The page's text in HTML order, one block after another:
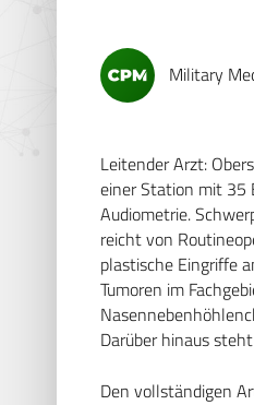
Military
Leitender Arzt:
einer Station mit 35
Audiometrie.
reicht von
plastische Eingriffe
Tumoren im
Darüber hinaus
Den vollständigen